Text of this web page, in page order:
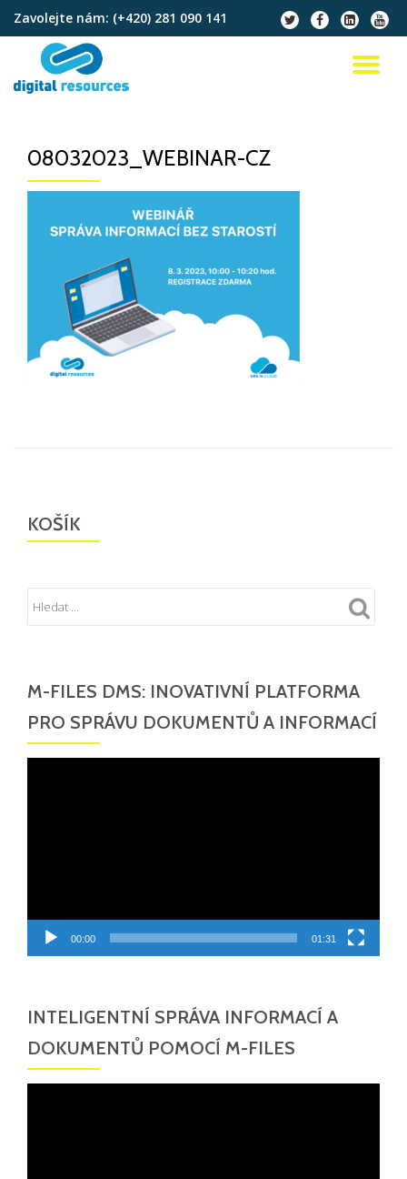
Přeskočit
obsah
Zavolejte nám: (+420) 281 090 141
fa-
twitter
fa-
facebook
fa-
linkedin-
square
fa-
08032023_WEBINAR-CZ
KOŠÍK
M-FILES DMS: INOVATIVNÍ PLATFORMA
PRO SPRÁVU DOKUMENTŮ A INFORMACÍ
00:00 01:31
INTELIGENTNÍ SPRÁVA INFORMACÍ A
DOKUMENTŮ POMOCÍ M-FILES